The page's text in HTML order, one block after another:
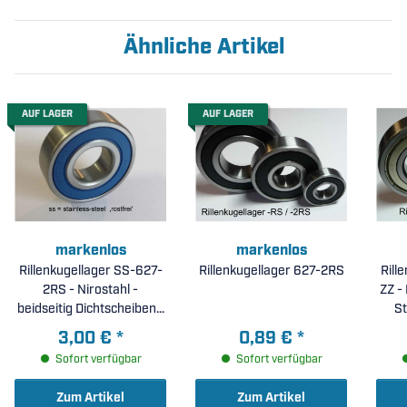
Ähnliche Artikel
AUF LAGER
markenlos
Rillenkugellager SS-627-
2RS - Nirostahl -
beidseitig Dichtscheiben (
7x22x7mm )
3,00 € *
Sofort verfügbar
Zum Artikel
AUF LAGER
markenlos
Rillenkugellager 627-2RS
0,89 € *
Sofort verfügbar
Zum Artikel
ZZ -